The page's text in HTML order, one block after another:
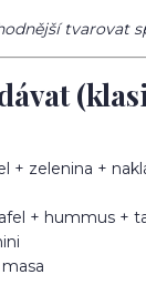
tvarovat
+ zelenina +
+ hummus +